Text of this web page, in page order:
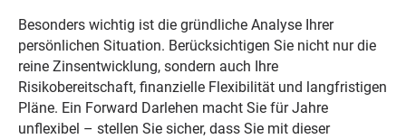
Besonders wichtig ist die gründliche Analyse Ihrer
persönlichen Situation. Berücksichtigen Sie nicht nur die
reine Zinsentwicklung, sondern auch Ihre
Risikobereitschaft, finanzielle Flexibilität und langfristigen
Pläne. Ein Forward Darlehen macht Sie für Jahre
unflexibel – stellen Sie sicher, dass Sie mit dieser